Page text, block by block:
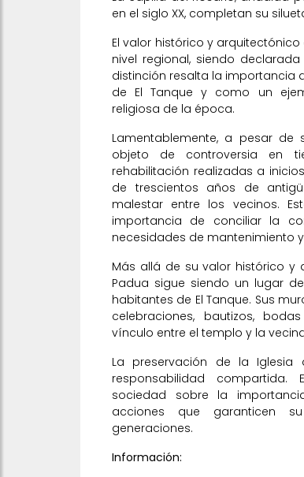
en el siglo XX, completan su
El valor histórico y
nivel regional, siendo declarada
distinción resalta la importancia
de El Tanque y como un
religiosa de la época.
Lamentablemente, a pesar
objeto de controversia en
rehabilitación realizadas a
de trescientos años de
malestar entre los vecinos.
importancia de conciliar la
necesidades de mantenimiento
Más allá de su valor histórico y
Padua sigue siendo un lugar
habitantes de El Tanque. Sus
celebraciones, bautizos,
vínculo entre el templo y la
La preservación de la
responsabilidad
sociedad sobre la
acciones que garanticen
generaciones.
Información: